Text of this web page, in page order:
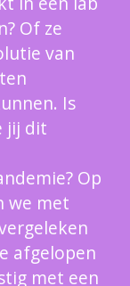
Of ze
van
Is
jij dit
Op
we met
afgelopen
met een